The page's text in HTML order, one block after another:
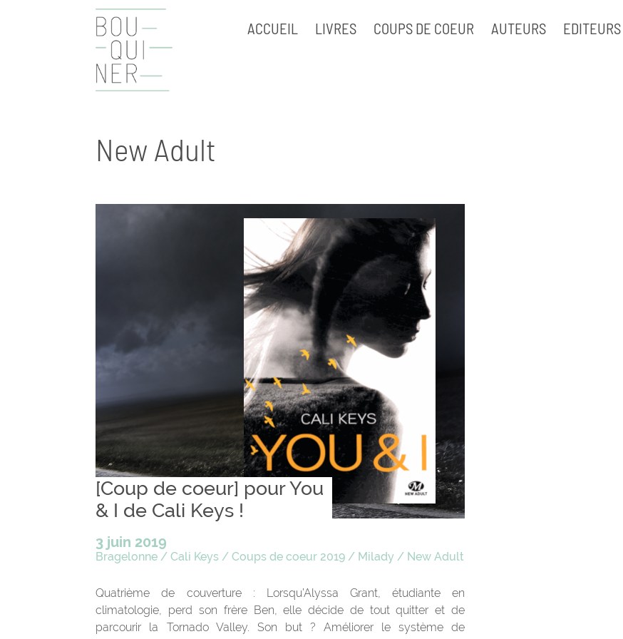
ACCUEIL LIVRES COUPS DE COEUR AUTEURS EDITEURS
New Adult
[Coup de coeur] pour You
& I de Cali Keys !
3 juin 2019
Bragelonne /Cali Keys /Coups de coeur 2019 / Milady / New Adult
Quatrième de couverture : Lorsqu’Alyssa Grant, étudiante en
climatologie, perd son frère Ben, elle décide de tout quitter et de
parcourir la Tornado Valley. Son but ? Améliorer le système de